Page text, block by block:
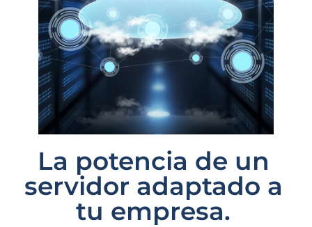
La potencia de un
servidor adaptado a
tu empresa.